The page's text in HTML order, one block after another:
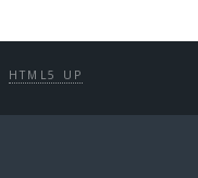
HTML5 UP